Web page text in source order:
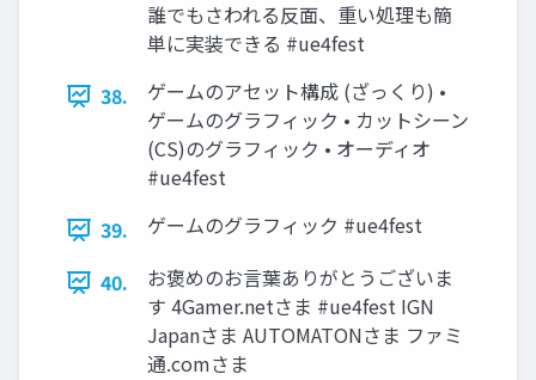
誰でもさわれる反面、重い処理も簡
単に実装できる #ue4fest
38.
ゲームのアセット構成 (ざっくり) •
ゲームのグラフィック • カットシーン
(CS)のグラフィック • オーディオ
#ue4fest
39.
ゲームのグラフィック #ue4fest
40.
お褒めのお言葉ありがとうございま
す 4Gamer.netさま #ue4fest IGN
Japanさま AUTOMATONさま ファミ
通.comさま